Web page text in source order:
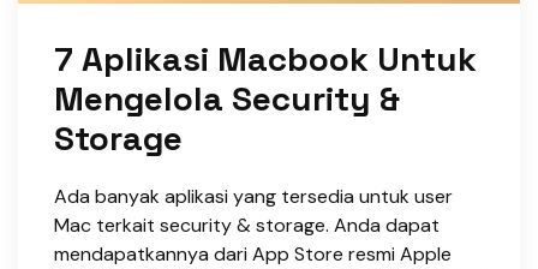
7 Aplikasi Macbook Untuk
Mengelola Security &
Storage
Ada banyak aplikasi yang tersedia untuk user
Mac terkait security & storage. Anda dapat
mendapatkannya dari App Store resmi Apple